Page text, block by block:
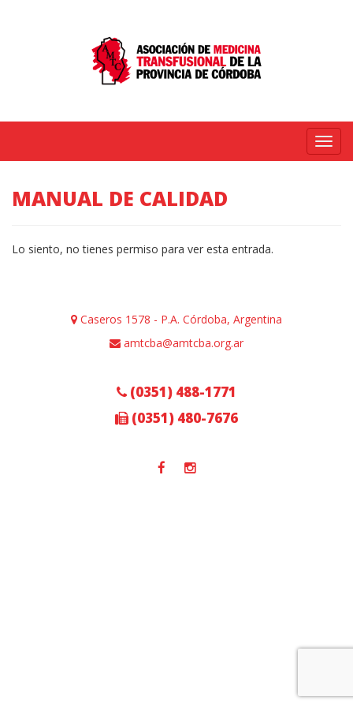
Menú
MANUAL DE CALIDAD
Lo siento, no tienes permiso para ver esta entrada.
Caseros 1578 - P.A. Córdoba, Argentina
amtcba@amtcba.org.ar
(0351) 488-1771
(0351) 480-7676